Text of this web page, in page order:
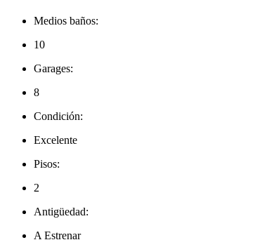
Medios baños:
10
Garages:
8
Condición:
Excelente
Pisos:
2
Antigüedad:
A Estrenar